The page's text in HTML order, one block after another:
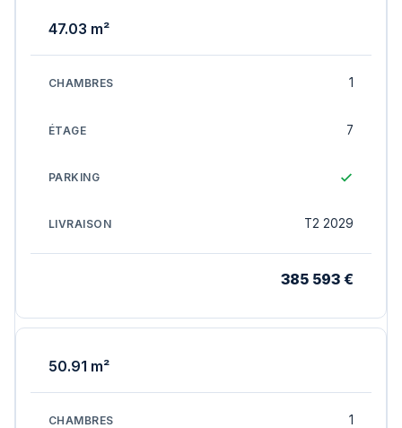
47.03 m²
1
7
T2 2029
385 593 €
50.91 m²
1